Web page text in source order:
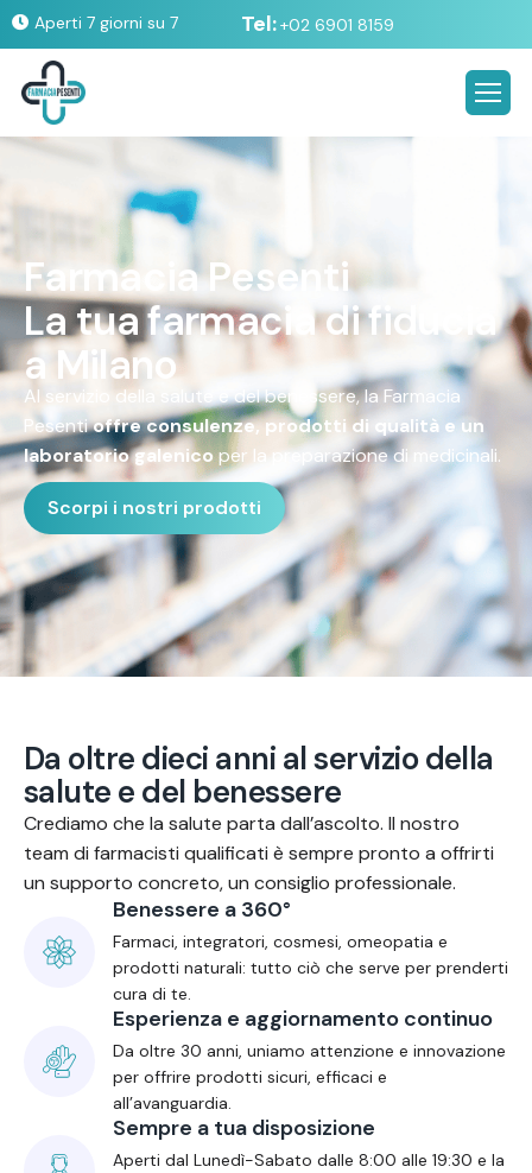
Aperti 7 giorni su 7 Tel:+02 6901 8159
Farma aPes en ti
Latuafarmaciadifid uc ia
a Mi ano
Al servizio della salute e del benessere, la Farmacia
Pesentioffre consulenze, prodotti di qualità e un
laboratorio galenicoper la preparazione di medicinali.
Scorpi i nostri prodotti
Da oltre dieci anni alservizio della
salute e del benessere
Crediamo che la salute parta dall’ascolto. Il nostro
team di farmacisti qualificati è sempre pronto a offrirti
un supporto concreto, un consiglio professionale.
Benessere a 360°
Farmaci, integratori, cosmesi, omeopatia e
prodotti naturali: tutto ciò che serve per prenderti
cura di te.
Esperienza e aggiornamento continuo
Da oltre 30 anni, uniamo attenzione e innovazione
per offrire prodotti sicuri, efficaci e
all’avanguardia.
Sempre a tua disposizione
Aperti dal Lunedì-Sabato dalle 8:00 alle 19:30 e la